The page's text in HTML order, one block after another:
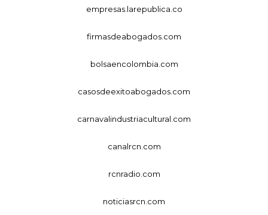
empresas.larepublica.co
firmasdeabogados.com
bolsaencolombia.com
casosdeexitoabogados.com
carnavalindustriacultural.com
canalrcn.com
rcnradio.com
noticiasrcn.com